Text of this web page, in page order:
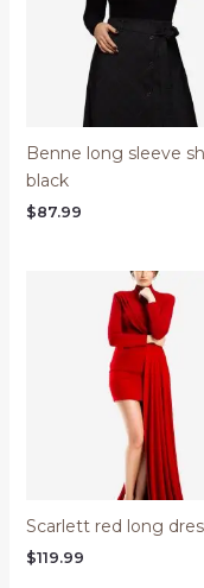
Benne long sleeve
black
$87.99
Scarlett red long
$119.99